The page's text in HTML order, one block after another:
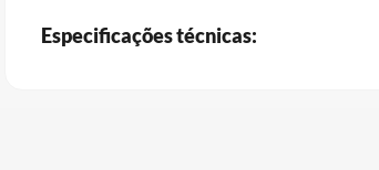
Especificações técnicas: